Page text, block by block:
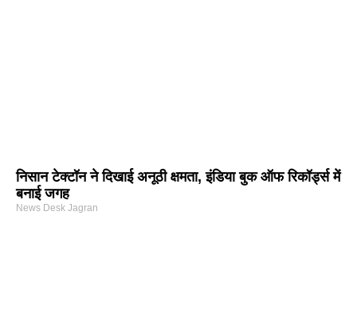
निसान टेक्टॉन ने दिखाई अनूठी क्षमता, इंडिया बुक ऑफ रिकॉर्ड्स में
बनाई जगह
News Desk Jagran